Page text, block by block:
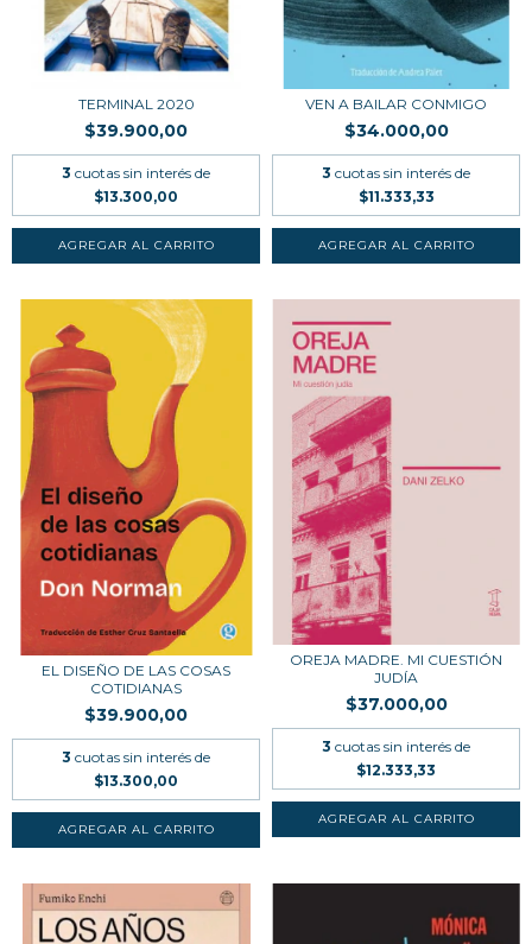
TERMINAL 2020
$39.900,00
3 cuotas sin interés de
$13.300,00
VEN A BAILAR CONMIGO
$34.000,00
3 cuotas sin interés de
$11.333,33
EL DISEÑO DE LAS COSAS
COTIDIANAS
$39.900,00
3 cuotas sin interés de
$13.300,00
OREJA MADRE. MI CUESTIÓN
JUDÍA
$37.000,00
3 cuotas sin interés de
$12.333,33